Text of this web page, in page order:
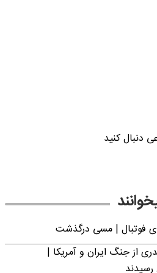
دنبال کنید
فوتبال | مسی درگذشت
از جنگ ایران و آمریکا |